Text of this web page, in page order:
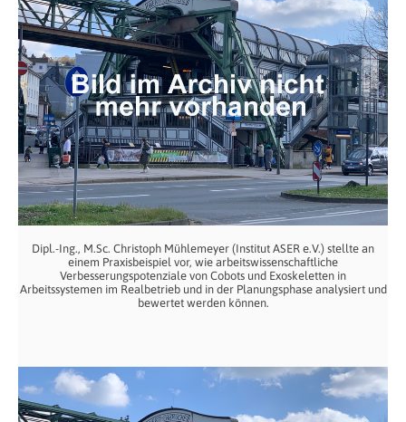
Dipl.-Ing., M.Sc. Christoph Mühlemeyer (Institut ASER e.V.) stellte an
einem Praxisbeispiel vor, wie arbeitswissenschaftliche
Verbesserungspotenziale von Cobots und Exoskeletten in
Arbeitssystemen im Realbetrieb und in der Planungsphase analysiert und
bewertet werden können.